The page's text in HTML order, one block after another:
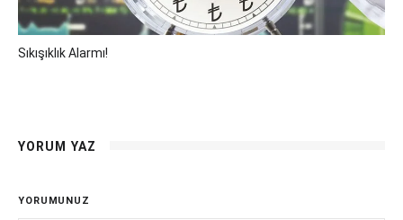
Sıkışıklık Alarmı!
YORUM YAZ
YORUMUNUZ